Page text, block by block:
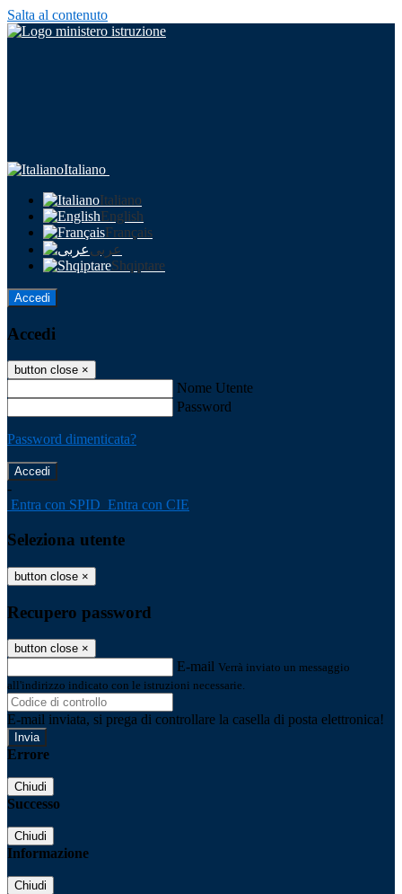
Salta al contenuto
Italiano
Italiano
English
Français
عربى
Shqiptare
Accedi
Accedi
button close ×
Nome Utente
Password
Password dimenticata?
-
Entra con SPID Entra con CIE
Seleziona utente
button close ×
Recupero password
button close ×
E-mail Verrà inviato un messaggio
all'indirizzo indicato con le istruzioni necessarie.
E-mail inviata, si prega di controllare la casella di posta elettronica!
Errore
Chiudi
Successo
Chiudi
Informazione
Chiudi